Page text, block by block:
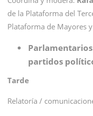
de la Plataforma del
Plataforma de Mayores
partidos
Tarde
Relatoría /